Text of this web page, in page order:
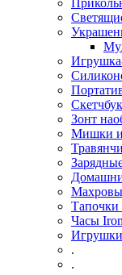
Зонт
Мишки
Тапочки
Часы
.
.